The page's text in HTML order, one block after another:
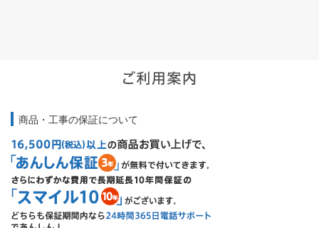
商品・工事の保証について